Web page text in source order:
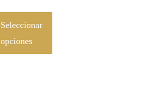
Seleccionar
opciones